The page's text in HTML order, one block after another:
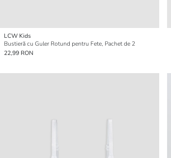
LCW Kids
Bustieră cu Guler Rotund pentru Fete, Pachet de 2
22,99 RON